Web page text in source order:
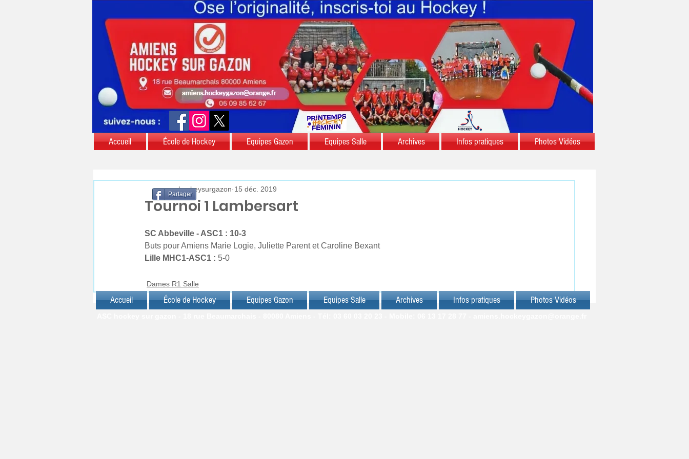
Accueil École de Hockey Equipes Gazon Equipes Salle Archives Infos pratiques Photos Vidéos
Tournoi 1 Lambersart
aschockeysurgazon 15 déc. 2019
SC Abbeville - ASC1 : 10-3
Buts pour Amiens Marie Logie, Juliette Parent et Caroline Bexant
Lille MHC1-ASC1 : 5-0
Dames R1 Salle
Partager
Accueil École de Hockey Equipes Gazon Equipes Salle Archives Infos pratiques Photos Vidéos